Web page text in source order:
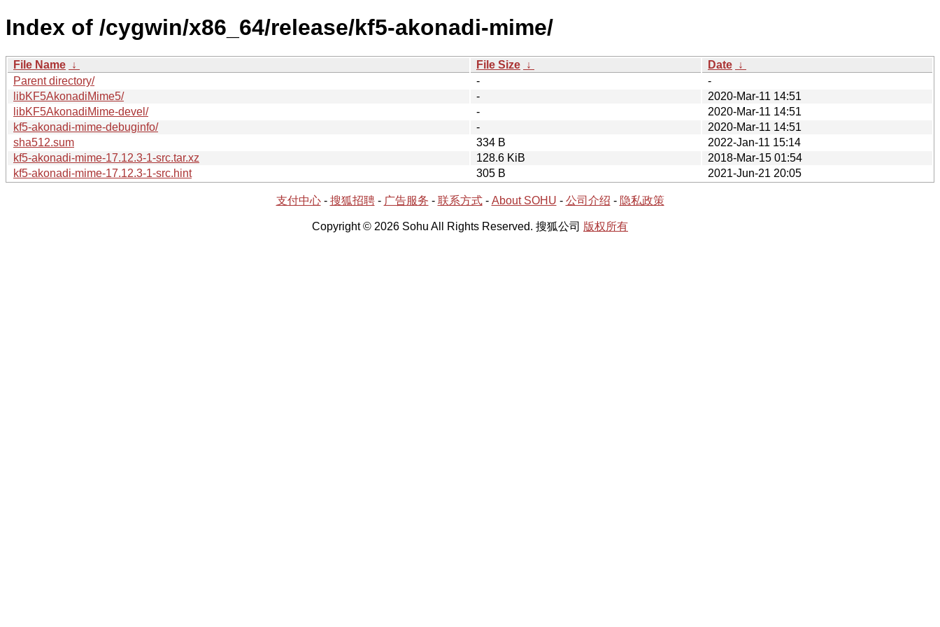
Index of /cygwin/x86_64/release/kf5-akonadi-mime/
File Name ↓ File Size ↓ Date ↓
Parent directory/
-
-
libKF5AkonadiMime5/
-
2020-Mar-11 14:51
libKF5AkonadiMime-devel/
-
2020-Mar-11 14:51
kf5-akonadi-mime-debuginfo/
-
2020-Mar-11 14:51
sha512.sum
334 B
2022-Jan-11 15:14
kf5-akonadi-mime-17.12.3-1-src.tar.xz
128.6 KiB
2018-Mar-15 01:54
kf5-akonadi-mime-17.12.3-1-src.hint
305 B 2021-Jun-21 20:05
支付中心- 搜狐招聘- 广告服务 - 联系方式- About SOHU - 公司介绍 - 隐私政策
Copyright © 2026 Sohu All Rights Reserved. 搜狐公司 版权所有